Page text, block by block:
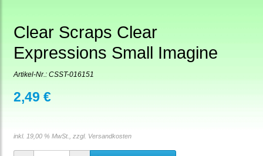
Clear Scraps Clear
Expressions Small Imagine
Artikel-Nr.: CSST-016151
2,49 €
inkl. 19,00 % MwSt., zzgl. Versandkosten